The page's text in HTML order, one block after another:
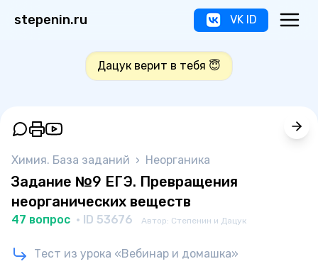
stepenin.ru VK ID
Дацук верит в тебя 😇
Химия. База заданий › Неорганика
Задание №9 ЕГЭ. Превращения
неорганических веществ
47 вопрос · ID 53676 Автор: Степенин и Дацук
Тест из урока «Вебинар и домашка»